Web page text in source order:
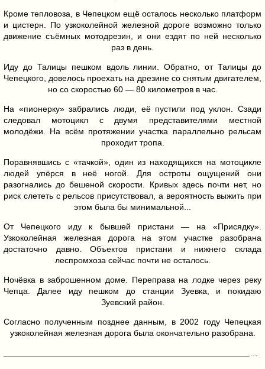
Кроме тепловоза, в Чепецком ещё осталось несколько платформ
и цистерн. По узкоколейной железной дороге возможно только
движение съёмных мотодрезин, и они ездят по ней несколько
раз в день.
Иду до Талицы пешком вдоль линии. Обратно, от Талицы до
Чепецкого, довелось проехать на дрезине со снятым двигателем,
но со скоростью 60 — 80 километров в час.
На «пионерку» забрались люди, её пустили под уклон. Сзади
следовал мотоцикл с двумя представителями местной
молодёжи. На всём протяжении участка параллельно рельсам
проходит тропа.
Поравнявшись с «тачкой», один из находящихся на мотоцикле
людей упёрся в неё ногой. Для остроты ощущений они
разогнались до бешеной скорости. Кривых здесь почти нет, но
риск слететь с рельсов присутствовал, а вероятность выжить при
этом была бы минимальной...
От Чепецкого иду к бывшей пристани — на «Присядку».
Узкоколейная железная дорога на этом участке разобрана
достаточно давно. Объектов пристани и нижнего склада
леспромхоза сейчас почти не осталось.
Ночёвка в заброшенном доме. Переправа на лодке через реку
Чепца. Далее иду пешком до станции Зуевка, и покидаю
Зуевский район.
Согласно полученным позднее данным, в 2002 году Чепецкая
узкоколейная железная дорога была окончательно разобрана.